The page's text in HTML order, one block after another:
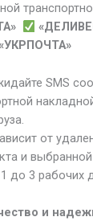
SMS
от
и
до 3 рабочих
и